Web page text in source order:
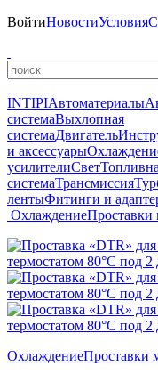
ВойтиНовостиУсловия
INTIPIАвтоматериалы
системаВыхлопная
системаДвигатель
и аксессуары
усилителиСвет
системаТрансмиссия
лентыФитинги и
ОхлаждениеПроставки
ОхлаждениеПроставки